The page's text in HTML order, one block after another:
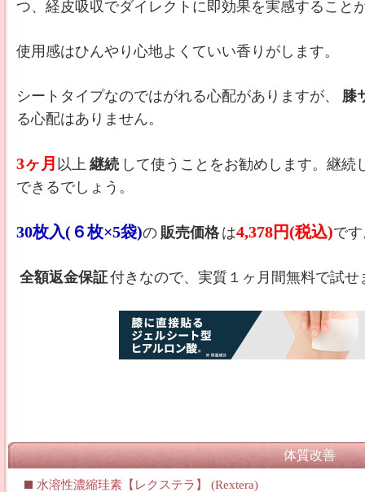
つ、経皮吸収でダイレクトに即効果を実感すること
使用感はひんやり心地よくていい香りがします。
シートタイプなのではがれる心配がありますが、
膝
る心配はありません。
3ヶ月 以上 継続 して使うことをお勧めします。継
できるでしょう。
30枚入(６枚×5袋)の 販売価格 は4,378円(税込)で
全額返金保証付きなので、実質１ヶ月間無料で試せ
体質改善
水溶性濃縮珪素【レクステラ】 (Rextera)